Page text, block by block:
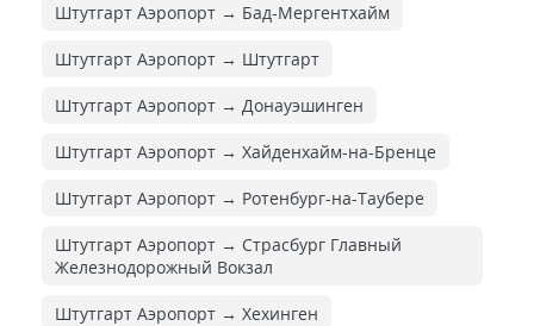
Штутгарт Аэропорт → Бад-Мергентхайм
Штутгарт Аэропорт → Штутгарт
Штутгарт Аэропорт → Донауэшинген
Штутгарт Аэропорт → Хайденхайм-на-Бренце
Штутгарт Аэропорт → Ротенбург-на-Таубере
Штутгарт Аэропорт → Страсбург Главный
Железнодорожный Вокзал
Штутгарт Аэропорт → Хехинген